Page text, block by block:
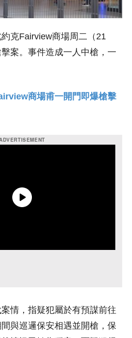
約克Fairview商場周二（21
案。事件造成一人中槍，一
商場甫一開門即爆槍擊
情，指疑犯屬於有預謀前往
與巡邏保安相遇並開槍，保